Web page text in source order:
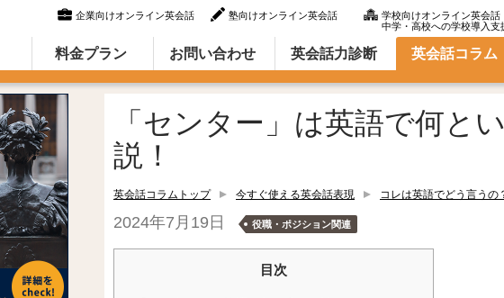
企業向けオンライン英会話 塾向けオンライン英会話
学校向けオンライン英会話
中学・高校への学校導入支
話コラム（英語での言い方・英語表現）
料金プラン お問い合わせ 英会話力診断 英会話コラム
「センター」は英語で何と
説！
英会話コラムトップ 今すぐ使える英会話表現 コレは英語でどう言うの
2024年7月19日 役職・ポジション関連
目次